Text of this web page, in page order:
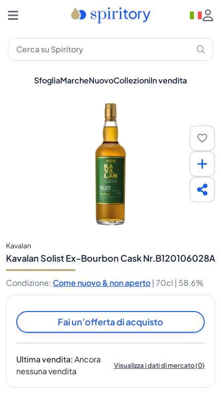
SfogliaMarcheNuovoCollezioniIn vendita
Kavalan
Kavalan Solist Ex-Bourbon Cask Nr.B120106028A
Condizione: Come nuovo & non aperto | 70cl | 58.6%
Fai un'offerta di acquisto
Ultima vendita:Ancora
nessuna vendita
Visualizza i dati di mercato(0)